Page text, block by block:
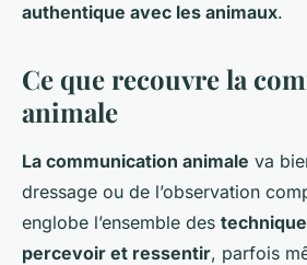
authentique avec les animaux.
Ce que recouvre la
animale
La communication animale va
dressage ou de l’observation
englobe l’ensemble des
percevoir et ressentir, parfois